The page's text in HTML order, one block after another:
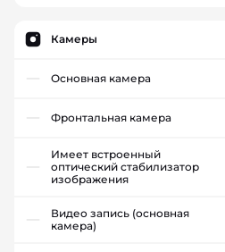
Камеры
Основная камера
Фронтальная камера
Имеет встроенный
оптический стабилизатор
изображения
Видео запись (основная
камера)